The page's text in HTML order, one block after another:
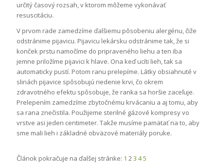
určitý časový rozsah, v ktorom môžeme vykonávať
resuscitáciu.
V prvom rade zamedzíme ďalšiemu pôsobeniu alergénu, čiže
odstránime pijavicu. Pijavicu lekársku odstránime tak, že si
konček prstu namočíme do pripraveného liehu a ten iba
jemne priložíme pijavici k hlave. Ona keď ucíti lieh, tak sa
automaticky pustí. Potom ranu prelepíme. Látky obsiahnuté v
slinách pijavice spôsobujú riedenie krvi, čo okrem
zdravotného efektu spôsobuje, že ranka sa horšie zaceľuje.
Prelepením zamedzíme zbytočnému krvácaniu a aj tomu, aby
sa rana znečistila. Použijeme sterilné gázové kompresy vo
vrstve asi jeden centimeter. Takže musíme pamätať na to, aby
sme mali lieh i základné obväzové materiály poruke.
Článok pokračuje na ďalšej stránke: 1 23 45